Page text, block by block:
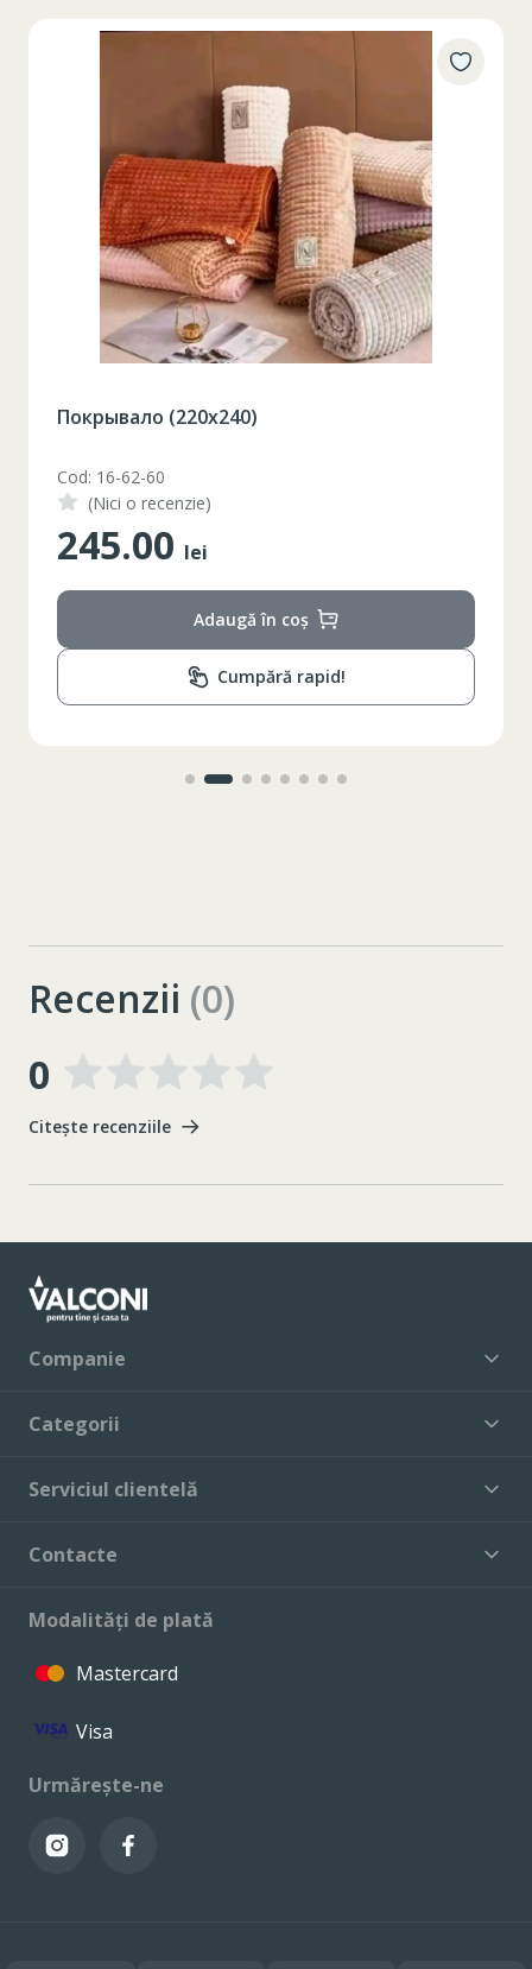
Покрывало (220x240)
Cod: 16-62-60
(Nici o recenzie)
245.00 lei
Adaugă în coș
Cumpără rapid!
Recenzii (0)
0
Citește recenziile
Companie
Categorii
Serviciul clientelă
Contacte
Modalități de plată
Mastercard
Visa
Urmărește-ne